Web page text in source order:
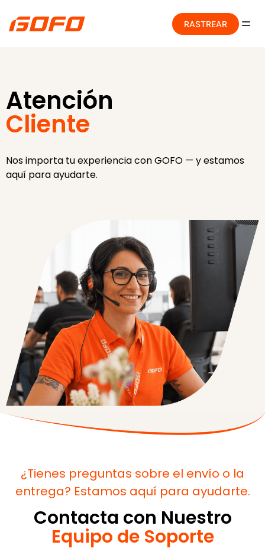
RASTREAR
Atención
Cliente
Nos importa tu experiencia con GOFO — y estamos
aquí para ayudarte.
¿Tienes preguntas sobre el envío o la
entrega? Estamos aquí para ayudarte.
Contacta con Nuestro
Equipo de Soporte